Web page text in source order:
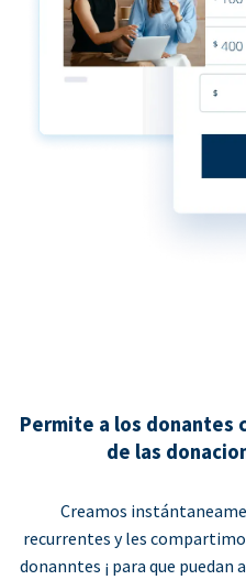
Permite a los donantes
de las
Creamos
recurrentes y les
donanntes ¡ para que